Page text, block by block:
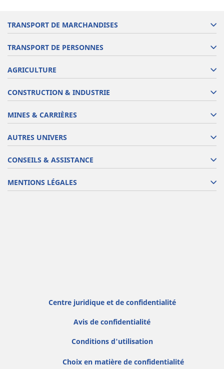
TRANSPORT DE MARCHANDISES
TRANSPORT DE PERSONNES
AGRICULTURE
CONSTRUCTION & INDUSTRIE
MINES & CARRIÈRES
AUTRES UNIVERS
CONSEILS & ASSISTANCE
MENTIONS LÉGALES
Centre juridique et de confidentialité
Avis de confidentialité
Conditions d'utilisation
Choix en matière de confidentialité